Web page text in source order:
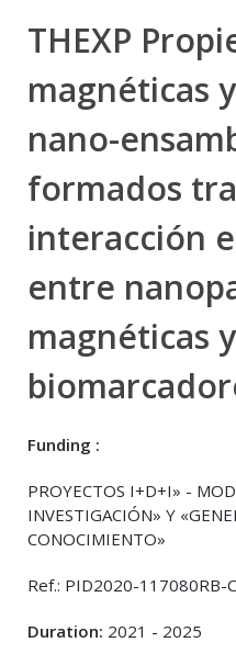
THEXP
magnéticas
nano-
formados
interacción
entre
magnéticas y
Funding :
PROYECTOS I+D+I» -
INVESTIGACIÓN» Y
CONOCIMIENTO»
Ref.: PID2020-117080RB-
Duration: 2021 - 2025